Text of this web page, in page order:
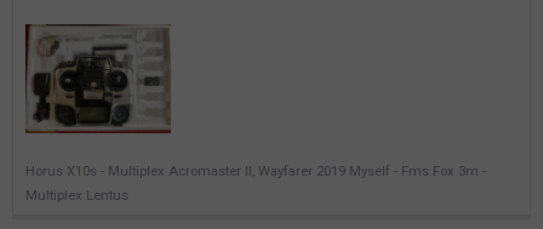
Horus X10s - Multiplex Acromaster II, Wayfarer 2019 Myself - Fms Fox 3m -
Multiplex Lentus